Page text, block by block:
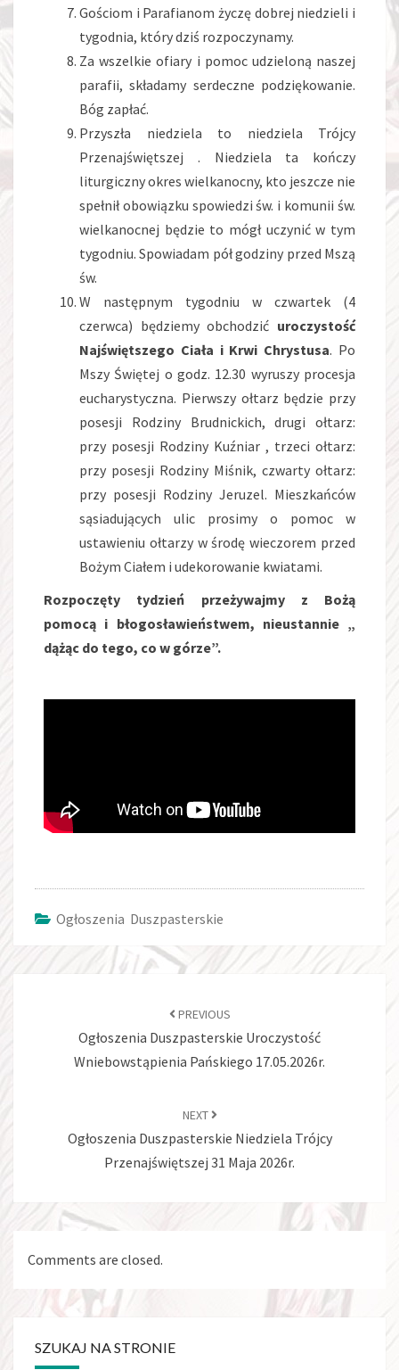
Gościom i Parafianom życzę dobrej niedzieli i
tygodnia, który dziś rozpoczynamy.
Za wszelkie ofiary i pomoc udzieloną naszej
parafii, składamy serdeczne podziękowanie.
Bóg zapłać.
Przyszła niedziela to niedziela Trójcy
Przenajświętszej . Niedziela ta kończy
liturgiczny okres wielkanocny, kto jeszcze nie
spełnił obowiązku spowiedzi św. i komunii św.
wielkanocnej będzie to mógł uczynić w tym
tygodniu. Spowiadam pół godziny przed Mszą
św.
W następnym tygodniu w czwartek (4
czerwca) będziemy obchodzić uroczystość
Najświętszego Ciała i Krwi Chrystusa. Po
Mszy Świętej o godz. 12.30 wyruszy procesja
eucharystyczna. Pierwszy ołtarz będzie przy
posesji Rodziny Brudnickich, drugi ołtarz:
przy posesji Rodziny Kuźniar , trzeci ołtarz:
przy posesji Rodziny Miśnik, czwarty ołtarz:
przy posesji Rodziny Jeruzel. Mieszkańców
sąsiadujących ulic prosimy o pomoc w
ustawieniu ołtarzy w środę wieczorem przed
Bożym Ciałem i udekorowanie kwiatami.
Rozpoczęty tydzień przeżywajmy z Bożą
pomocą i błogosławieństwem, nieustannie „
dążąc do tego, co w górze”.
Ogłoszenia Duszpasterskie
PREVIOUS
Ogłoszenia Duszpasterskie Uroczystość
Wniebowstąpienia Pańskiego 17.05.2026r.
NEXT
Ogłoszenia Duszpasterskie Niedziela Trójcy
Przenajświętszej 31 Maja 2026r.
Comments are closed.
SZUKAJ NA STRONIE